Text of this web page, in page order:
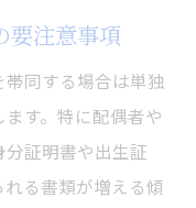
要注意事項
同する場合は単独
す。特に配偶者や
証明書や出生証
る書類が増える傾